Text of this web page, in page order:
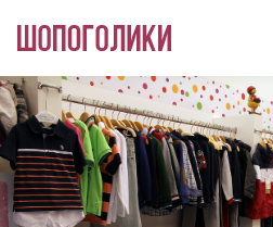
Перейти к основному содержанию